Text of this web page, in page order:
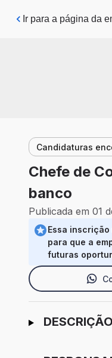
Pular para o conteúdo
Ir para a página da
Candidaturas
Chefe de
banco
Publicada em 01
Essa
para que a
futuras
Ir para candidatura